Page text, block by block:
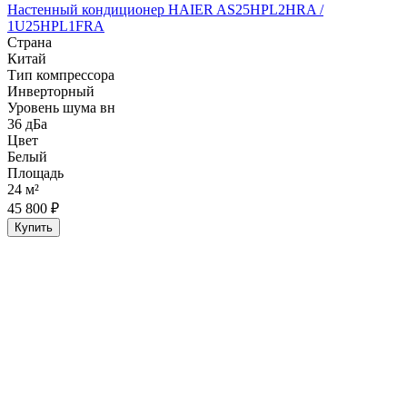
Настенный кондиционер HAIER AS25HPL2HRA /
1U25HPL1FRA
Страна
Китай
Тип компрессора
Инверторный
Уровень шума вн
36 дБа
Цвет
Белый
Площадь
24 м²
45 800 ₽
Купить